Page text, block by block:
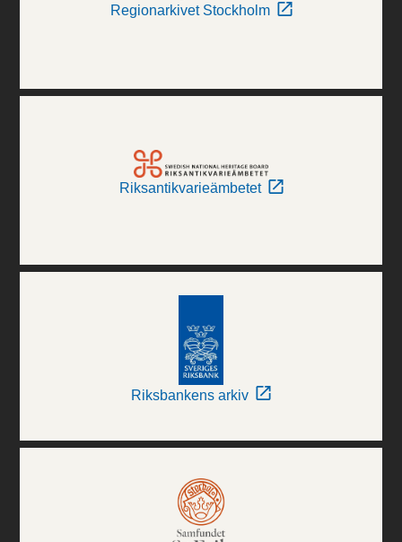
Regionarkivet Stockholm
Riksantikvarieämbetet
Riksbankens arkiv